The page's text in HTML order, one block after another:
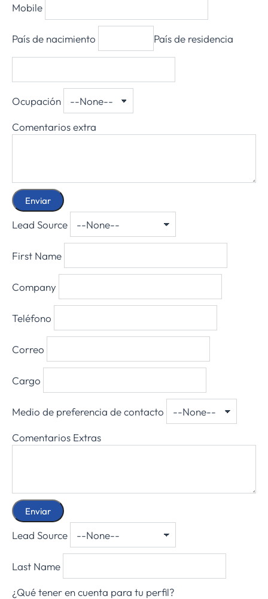
Mobile
País de nacimiento País de residencia
Ocupación
Comentarios extra
Lead Source
First Name
Company
Teléfono
Correo
Cargo
Medio de preferencia de contacto
Comentarios Extras
Lead Source
Last Name
¿Qué tener en cuenta para tu perfil?